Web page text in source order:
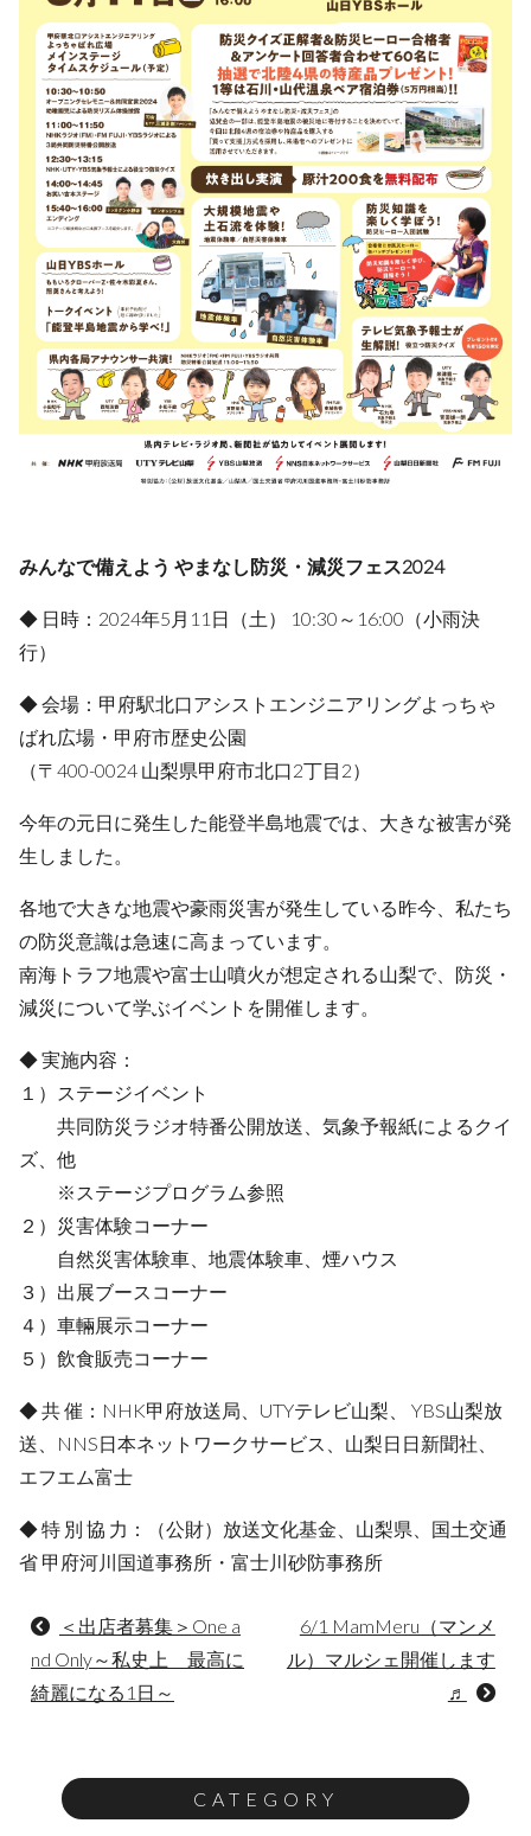
みんなで備えよう やまなし防災・減災フェス2024
◆ 日時：2024年5月11日（土） 10:30～16:00（小雨決
行）
◆ 会場：甲府駅北口アシストエンジニアリングよっちゃ
ばれ広場・甲府市歴史公園
（〒400-0024 山梨県甲府市北口2丁目2）
今年の元日に発生した能登半島地震では、大きな被害が発
生しました。
各地で大きな地震や豪雨災害が発生している昨今、私たち
の防災意識は急速に高まっています。
南海トラフ地震や富士山噴火が想定される山梨で、防災・
減災について学ぶイベントを開催します。
◆ 実施内容：
１）ステージイベント
共同防災ラジオ特番公開放送、気象予報紙によるクイ
ズ、他
※ステージプログラム参照
２）災害体験コーナー
自然災害体験車、地震体験車、煙ハウス
３）出展ブースコーナー
４）車輛展示コーナー
５）飲食販売コーナー
◆ 共 催：NHK甲府放送局、UTYテレビ山梨、 YBS山梨放
送、NNS日本ネットワークサービス、山梨日日新聞社、
エフエム富士
◆ 特 別 協 力：（公財）放送文化基金、山梨県、国土交通
省 甲府河川国道事務所・富士川砂防事務所
投
稿
ナ
＜出店者募集＞One a
nd Only～私史上 最高に
綺麗になる1日～
6/1 MamMeru（マンメ
ル）マルシェ開催します
♬
CATEGORY